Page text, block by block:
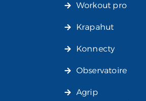
Workout pro
Krapahut
Konnecty
Observatoire
Agrip